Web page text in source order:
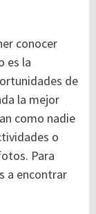
conocer
es la
de
la mejor
como nadie
o
Para
a encontrar